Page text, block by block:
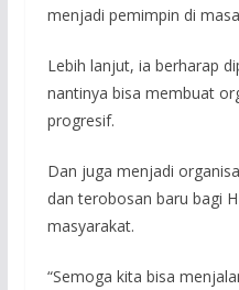
menjadi pemimpin di
Lebih lanjut, ia berharap
nantinya bisa membuat
progresif.
Dan juga menjadi
dan terobosan baru bagi
masyarakat.
“Semoga kita bisa